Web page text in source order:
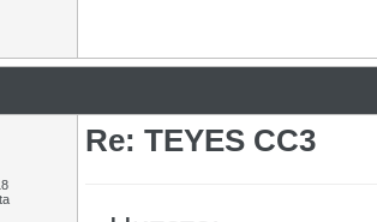
Re: TEYES CC3